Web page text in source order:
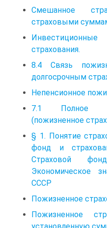
Смешанное
страховыми
Инвестиционные
страхования.
8.4 Связь
долгосрочным
Непенсионное
7.1 Полное
(пожизненное
§ 1. Понятие
фонд и
Страховой
Экономическое
СССР
Пожизненное
Пожизненное